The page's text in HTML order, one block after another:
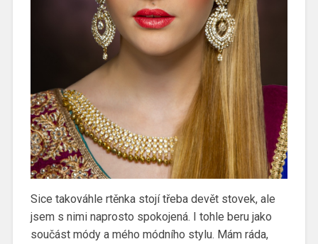
Sice takováhle rtěnka stojí třeba devět stovek, ale
jsem s nimi naprosto spokojená. I tohle beru jako
součást módy a mého módního stylu. Mám ráda,